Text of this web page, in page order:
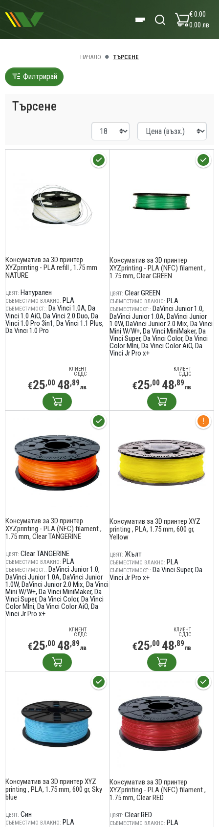
€ 0.00
0.00 лв
НАЧАЛО ТЪРСЕНЕ
Филтрирай
Търсене
Консуматив за 3D принтер
XYZprinting - PLA refill , 1.75 mm
NATURE
ЦВЯТ: Натурален
СЪВМЕСТИМО ВЛАКНО: PLA
СЪВМЕСТИМОСТ:: Da Vinci 1.0A Da
Vinci 1.0 AiO Da Vinci 2.0 Duo Da
Vinci 1.0 Pro 3in1 Da Vinci 1.1 Plus
Da Vinci 1.0 Pro
КЛИЕНТ
С ДДС
€25,00 48,89лв
Консуматив за 3D принтер
XYZprinting - PLA (NFC) filament ,
1.75 mm, Clear GREEN
ЦВЯТ: Clear GREEN
СЪВМЕСТИМО ВЛАКНО: PLA
СЪВМЕСТИМОСТ:: DaVinci Junior 1.0
DaVinci Junior 1.0A DaVinci Junior
1.0W DaVinci Junior 2.0 Mix Da Vinci
Mini W/W+ Da Vinci MiniMaker Da
Vinci Super Da Vinci Color Da Vinci
Color MIni Da Vinci Color AiO Da
Vinci Jr Pro x+
КЛИЕНТ
С ДДС
€25,00 48,89лв
Консуматив за 3D принтер
XYZprinting - PLA (NFC) filament ,
1.75 mm, Clear TANGERINE
ЦВЯТ: Clear TANGERINE
СЪВМЕСТИМО ВЛАКНО: PLA
СЪВМЕСТИМОСТ:: DaVinci Junior 1.0
DaVinci Junior 1.0A DaVinci Junior
1.0W DaVinci Junior 2.0 Mix Da Vinci
Mini W/W+ Da Vinci MiniMaker Da
Vinci Super Da Vinci Color Da Vinci
Color MIni Da Vinci Color AiO Da
Vinci Jr Pro x+
КЛИЕНТ
С ДДС
€25,00 48,89лв
Консуматив за 3D принтер XYZ
printing , PLA, 1.75 mm, 600 gr,
Yellow
ЦВЯТ: Жълт
СЪВМЕСТИМО ВЛАКНО: PLA
СЪВМЕСТИМОСТ:: Da Vinci Super Da
Vinci Jr Pro x+
КЛИЕНТ
С ДДС
€25,00 48,89лв
Консуматив за 3D принтер XYZ
printing , PLA, 1.75 mm, 600 gr, Sky
blue
ЦВЯТ: Син
СЪВМЕСТИМО ВЛАКНО: PLA
Консуматив за 3D принтер
XYZprinting - PLA (NFC) filament ,
1.75 mm, Clear RED
ЦВЯТ: Clear RED
СЪВМЕСТИМО ВЛАКНО: PLA